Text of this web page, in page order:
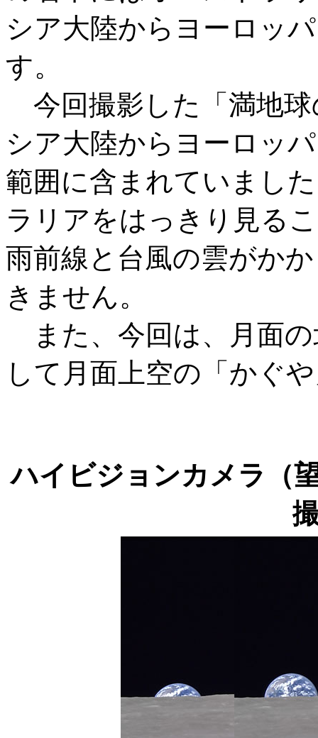
シア大陸からヨーロッ
す。
今回撮影した「満地
シア大陸からヨーロッ
範囲に含まれていまし
ラリアをはっきり見る
雨前線と台風の雲がか
きません。
また、今回は、月面
して月面上空の「かぐ
ハイビジョンカメラ（